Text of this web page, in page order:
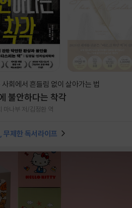
회에서 흔들림 없이 살아가는 법
불안하다는 착각
마나부 저/김정환 역
무제한 독서라이프